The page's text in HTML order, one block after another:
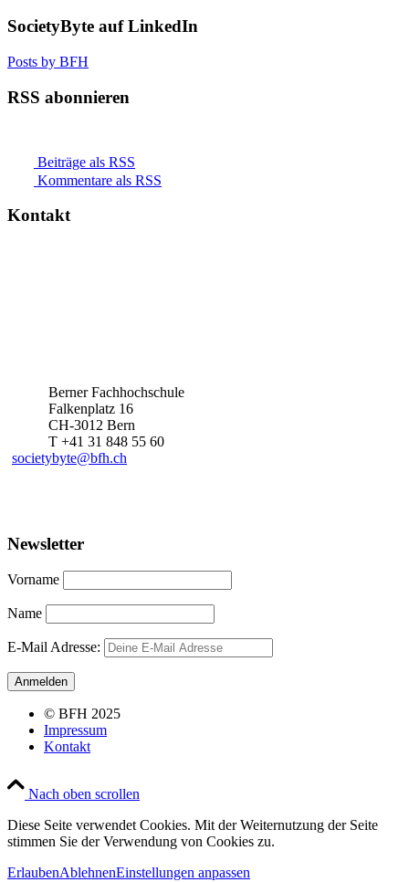
SocietyByte auf LinkedIn
Posts by BFH
RSS abonnieren
Beiträge als RSS
Kommentare als RSS
Kontakt
Berner Fachhochschule
Falkenplatz 16
CH-3012 Bern
T +41 31 848 55 60
societybyte@bfh.ch
Newsletter
Vorname
Name
E-Mail Adresse:
© BFH 2025
Impressum
Kontakt
Nach oben scrollen
Diese Seite verwendet Cookies. Mit der Weiternutzung der Seite
stimmen Sie der Verwendung von Cookies zu.
ErlaubenAblehnenEinstellungen anpassen